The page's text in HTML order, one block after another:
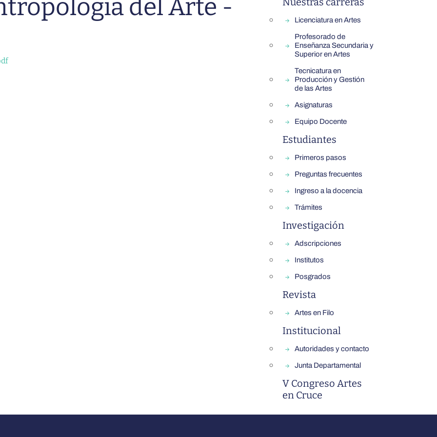
Licenciatura en Artes
Profesorado de
Enseñanza Secundaria y
Superior en Artes
Tecnicatura en
Producción y Gestión
de las Artes
Asignaturas
Equipo Docente
Estudiantes
Primeros pasos
Preguntas frecuentes
Ingreso a la docencia
Trámites
Investigación
Adscripciones
Institutos
Posgrados
Revista
Artes en Filo
Institucional
Autoridades y contacto
Junta Departamental
V Congreso Artes
en Cruce
del Arte -